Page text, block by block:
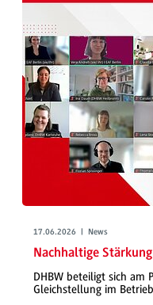
17.06.2026 | News
Nachhaltige
DHBW beteiligt sich am
Gleichstellung im